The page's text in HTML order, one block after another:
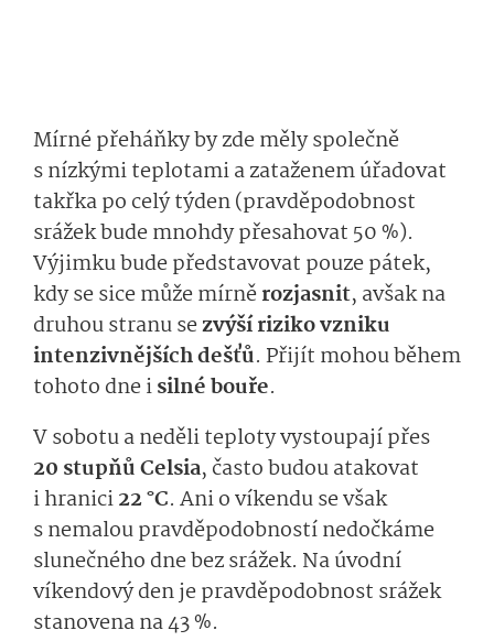
Mírné přeháňky by zde měly společně
s nízkými teplotami a zataženem úřadovat
takřka po celý týden (pravděpodobnost
srážek bude mnohdy přesahovat 50 %).
Výjimku bude představovat pouze pátek,
kdy se sice může mírněrozjasnit, avšak na
druhou stranu sezvýší riziko vzniku
intenzivnějších dešťů. Přijít mohou během
tohoto dne isilné bouře.
V sobotu a neděli teploty vystoupají přes
20 stupňů Celsia, často budou atakovat
i hranici22 °C. Ani o víkendu se však
s nemalou pravděpodobností nedočkáme
slunečného dne bez srážek. Na úvodní
víkendový den je pravděpodobnost srážek
stanovena na 43 %.